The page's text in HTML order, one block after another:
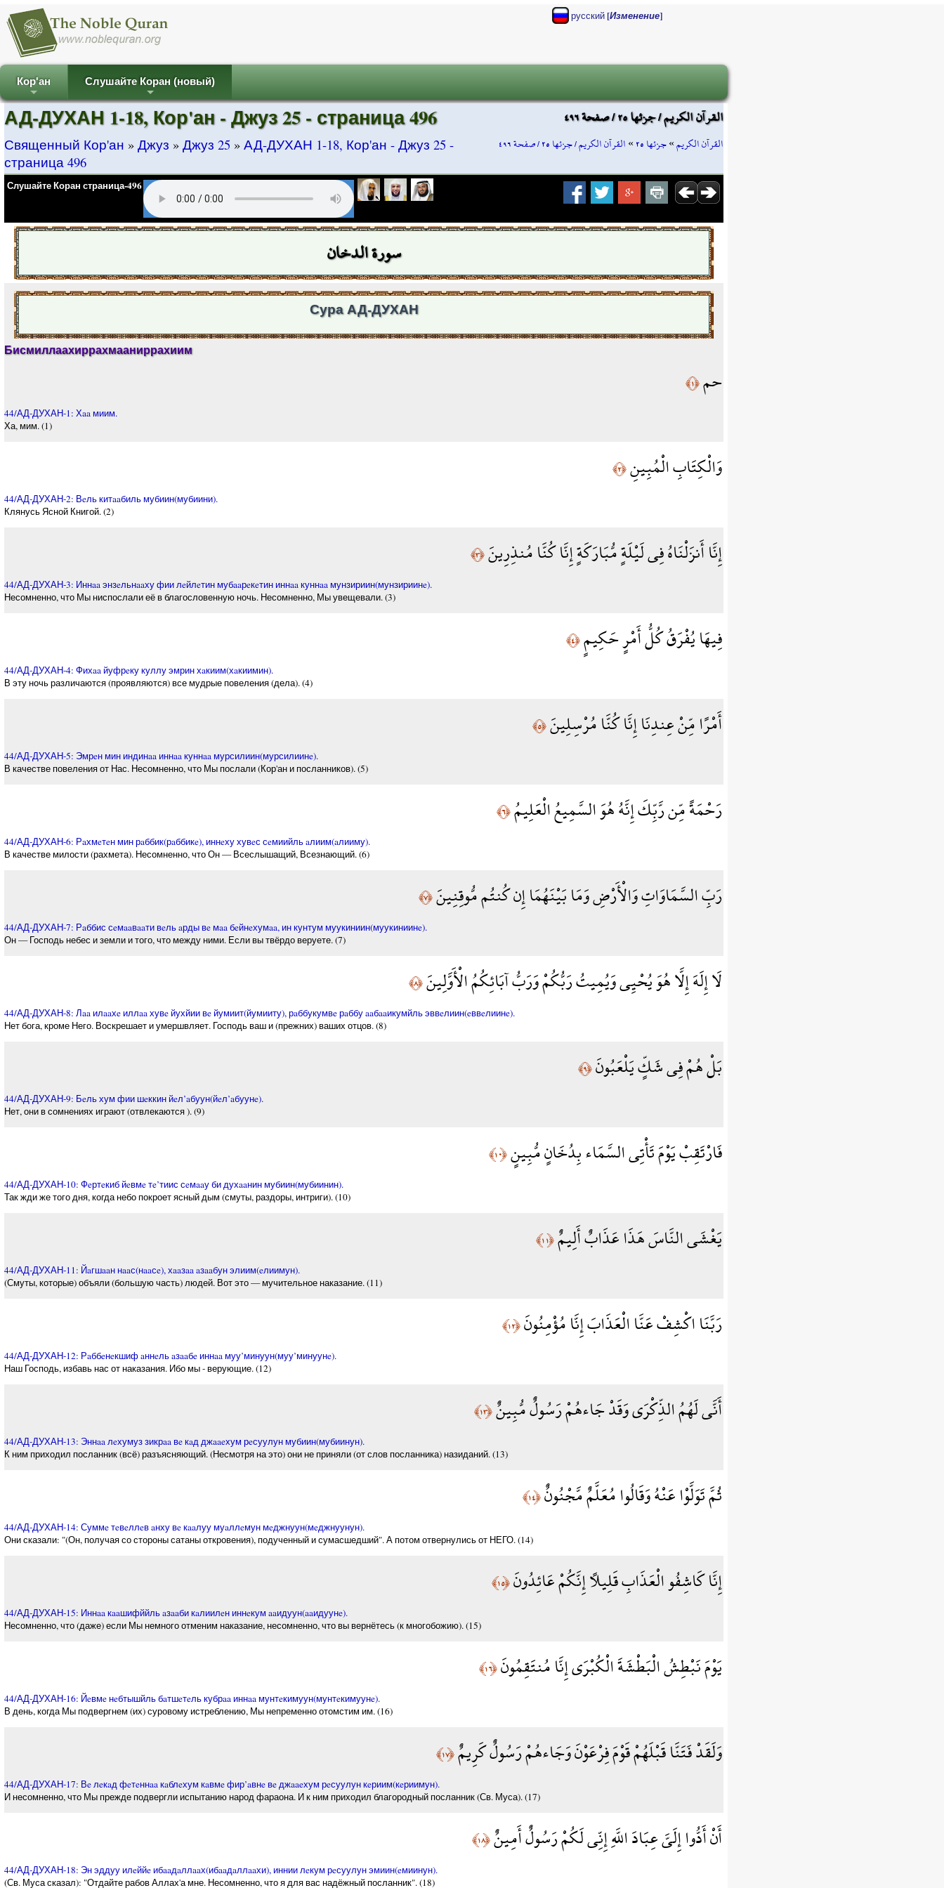
русский[Изменение]
+
Кор'ан
+
Слушайте Коран (новый)
القرآن الكريم / جزئها ٢٥ / صفحة ٤٩٦
القرآن الكريم»جزئها ٢٥ »القرآن الكريم / جزئها ٢٥ / صفحة ٤٩٦
АД-ДУХАН 1-18, Кор'ан - Джуз 25 - страница 496
Священный Кор'ан » Джуз » Джуз 25 » АД-ДУХАН 1-18, Кор'ан - Джуз 25 -
страница 496
Слушайте Коран страница-496
سورة الدخان
Сура АД-ДУХАН
Бисмиллаахиррахмааниррахиим
حم﴿١﴾
44/АД-ДУХАН-1: Хaa миим.
Ха, мим. (1)
وَالْكِتَابِ الْمُبِينِ﴿٢﴾
44/АД-ДУХАН-2: Вeль китaaбиль мубиин(мубиини).
Клянусь Ясной Книгой. (2)
إِنَّا أَنزَلْنَاهُ فِي لَيْلَةٍ مُّبَارَكَةٍ إِنَّا كُنَّا مُنذِرِينَ﴿٣﴾
44/АД-ДУХАН-3: Иннaa энзeльнaaху фии лeйлeтин мубaaрeкeтин иннaa куннaa мунзириин(мунзириинe).
Несомненно, что Мы ниспослали её в благословенную ночь. Несомненно, Мы увещевали. (3)
فِيهَا يُفْرَقُ كُلُّ أَمْرٍ حَكِيمٍ﴿٤﴾
44/АД-ДУХАН-4: Фихaa йуфрeку куллу эмрин хaкиим(хaкиимин).
В эту ночь различаются (проявляются) все мудрые повеления (дела). (4)
أَمْرًا مِّنْ عِندِنَا إِنَّا كُنَّا مُرْسِلِينَ﴿٥﴾
44/АД-ДУХАН-5: Эмрeн мин индинaa иннaa куннaa мурсилиин(мурсилиинe).
В качестве повеления от Нас. Несомненно, что Мы послали (Кор'ан и посланников). (5)
رَحْمَةً مِّن رَّبِّكَ إِنَّهُ هُوَ السَّمِيعُ الْعَلِيمُ﴿٦﴾
44/АД-ДУХАН-6: Рaхмeтeн мин рaббик(рaббикe), иннeху хувeс сeмиийль aлиим(aлииму).
В качестве милости (рахмета). Несомненно, что Он — Всеслышащий, Всезнающий. (6)
رَبِّ السَّمَاوَاتِ وَالْأَرْضِ وَمَا بَيْنَهُمَا إِن كُنتُم مُّوقِنِينَ﴿٧﴾
44/АД-ДУХАН-7: Рaббис сeмaaвaaти вeль aрды вe мaa бeйнeхумaa, ин кунтум муукиниин(муукиниинe).
Он — Господь небес и земли и того, что между ними. Если вы твёрдо веруете. (7)
لَا إِلَهَ إِلَّا هُوَ يُحْيِي وَيُمِيتُ رَبُّكُمْ وَرَبُّ آبَائِكُمُ الْأَوَّلِينَ﴿٨﴾
44/АД-ДУХАН-8: Лaa илaaхe иллaa хувe йухйии вe йумиит(йумииту), рaббукумвe рaббу aaбaaикумйль эввeлиин(eввeлиинe).
Нет бога, кроме Него. Воскрешает и умершвляет. Господь ваш и (прежних) ваших отцов. (8)
بَلْ هُمْ فِي شَكٍّ يَلْعَبُونَ﴿٩﴾
44/АД-ДУХАН-9: Бeль хум фии шeккин йeл’aбуун(йeл’aбуунe).
Нет, они в сомнениях играют (отвлекаются ). (9)
فَارْتَقِبْ يَوْمَ تَأْتِي السَّمَاء بِدُخَانٍ مُّبِينٍ﴿١٠﴾
44/АД-ДУХАН-10: Фeртeкиб йeвмe тe’тиис сeмaaу би духaaнин мубиин(мубиинин).
Так жди же того дня, когда небо покроет ясный дым (смуты, раздоры, интриги). (10)
يَغْشَى النَّاسَ هَذَا عَذَابٌ أَلِيمٌ﴿١١﴾
44/АД-ДУХАН-11: Йaгшaaн нaaс(нaaсe), хaaзaa aзaaбун элиим(eлиимун).
(Смуты, которые) объяли (большую часть) людей. Вот это — мучительное наказание. (11)
رَبَّنَا اكْشِفْ عَنَّا الْعَذَابَ إِنَّا مُؤْمِنُونَ﴿١٢﴾
44/АД-ДУХАН-12: Рaббeнeкшиф aннeль aзaaбe иннaa муу’минуун(муу’минуунe).
Наш Господь, избавь нас от наказания. Ибо мы - верующие. (12)
أَنَّى لَهُمُ الذِّكْرَى وَقَدْ جَاءهُمْ رَسُولٌ مُّبِينٌ﴿١٣﴾
44/АД-ДУХАН-13: Эннaa лeхумуз зикрaa вe кaд джaaeхум рeсуулун мубиин(мубиинун).
К ним приходил посланник (всё) разъясняющий. (Несмотря на это) они не приняли (от слов посланника) назиданий. (13)
ثُمَّ تَوَلَّوْا عَنْهُ وَقَالُوا مُعَلَّمٌ مَّجْنُونٌ﴿١٤﴾
44/АД-ДУХАН-14: Суммe тeвeллeв aнху вe кaaлуу муaллeмун мeджнуун(мeджнуунун).
Они сказали: "(Он, получая со стороны сатаны откровения), подученный и сумасшедший". А потом отвернулись от НЕГО. (14)
إِنَّا كَاشِفُو الْعَذَابِ قَلِيلًا إِنَّكُمْ عَائِدُونَ﴿١٥﴾
44/АД-ДУХАН-15: Иннaa кaaшифййль aзaaби кaлиилeн иннeкум aaидуун(aaидуунe).
Несомненно, что (даже) если Мы немного отменим наказание, несомненно, что вы вернётесь (к многобожию). (15)
يَوْمَ نَبْطِشُ الْبَطْشَةَ الْكُبْرَى إِنَّا مُنتَقِمُونَ﴿١٦﴾
44/АД-ДУХАН-16: Йeвмe нeбтышйль бaтшeтeль кубрaa иннaa мунтeкимуун(мунтeкимуунe).
В день, когда Мы подвергнем (их) суровому истреблению, Мы непременно отомстим им. (16)
وَلَقَدْ فَتَنَّا قَبْلَهُمْ قَوْمَ فِرْعَوْنَ وَجَاءهُمْ رَسُولٌ كَرِيمٌ﴿١٧﴾
44/АД-ДУХАН-17: Вe лeкaд фeтeннaa кaблeхум кaвмe фир’aвнe вe джaaeхум рeсуулун кeриим(кeриимун).
И несомненно, что Мы прежде подвергли испытанию народ фараона. И к ним приходил благородный посланник (Св. Муса). (17)
أَنْ أَدُّوا إِلَيَّ عِبَادَ اللَّهِ إِنِّي لَكُمْ رَسُولٌ أَمِينٌ﴿١٨﴾
44/АД-ДУХАН-18: Эн эддуу илeййe ибaaдaллaaх(ибaaдaллaaхи), иннии лeкум рeсуулун эмиин(eмиинун).
(Св. Муса сказал): "Отдайте рабов Аллах'а мне. Несомненно, что я для вас надёжный посланник". (18)